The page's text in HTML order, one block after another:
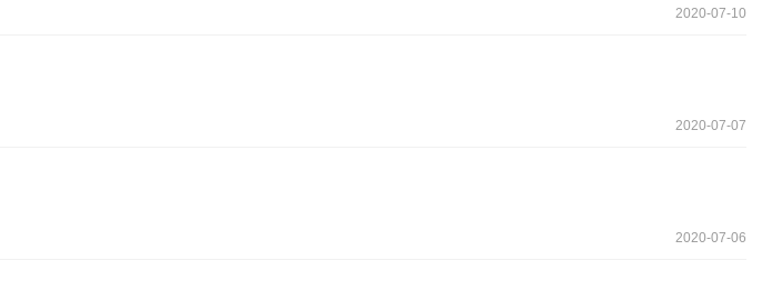
2020-07-10
2020-07-07
2020-07-06